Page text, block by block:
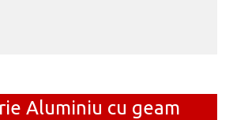
Aluminiu cu geam